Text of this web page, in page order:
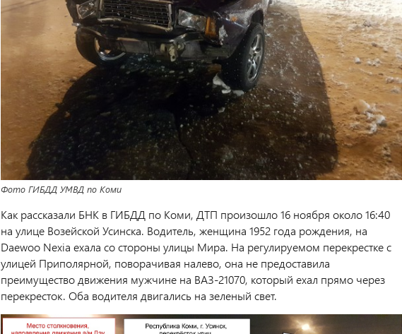
Фото ГИБДД УМВД по Коми
Как рассказали БНК в ГИБДД по Коми, ДТП произошло 16 ноября около 16:40
на улице Возейской Усинска. Водитель, женщина 1952 года рождения, на
Daewoo Nexia ехала со стороны улицы Мира. На регулируемом перекрестке с
улицей Приполярной, поворачивая налево, она не предоставила
преимущество движения мужчине на ВАЗ-21070, который ехал прямо через
перекресток. Оба водителя двигались на зеленый свет.